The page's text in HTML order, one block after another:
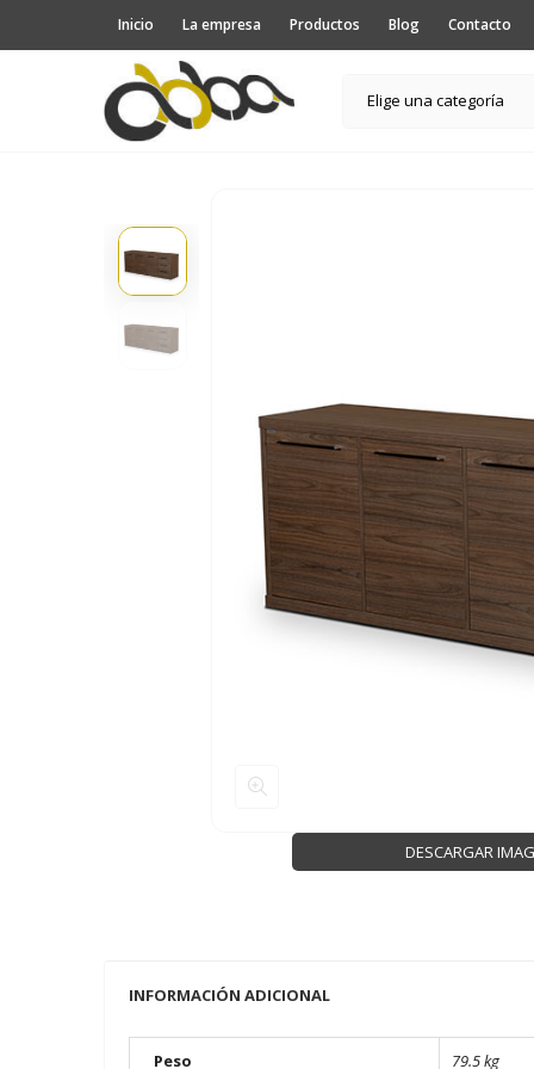
Inicio La empresa Productos Blog Contacto
Elige una categoría
DESCARGAR
INFORMACIÓN ADICIONAL
Peso 79.5 kg